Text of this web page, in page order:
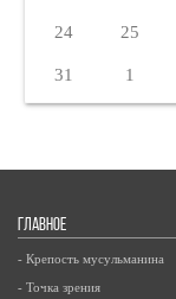
24 25
31 1
ГЛАВНОЕ
- Крепость мусульманина
- Точка зрения